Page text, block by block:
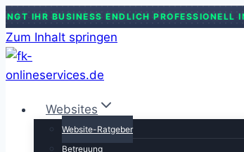
IHR BUSINESS ENDLICH PROFESSIONELL
Zum Inhalt springen
Websites
Website-Ratgeber
Betreuung